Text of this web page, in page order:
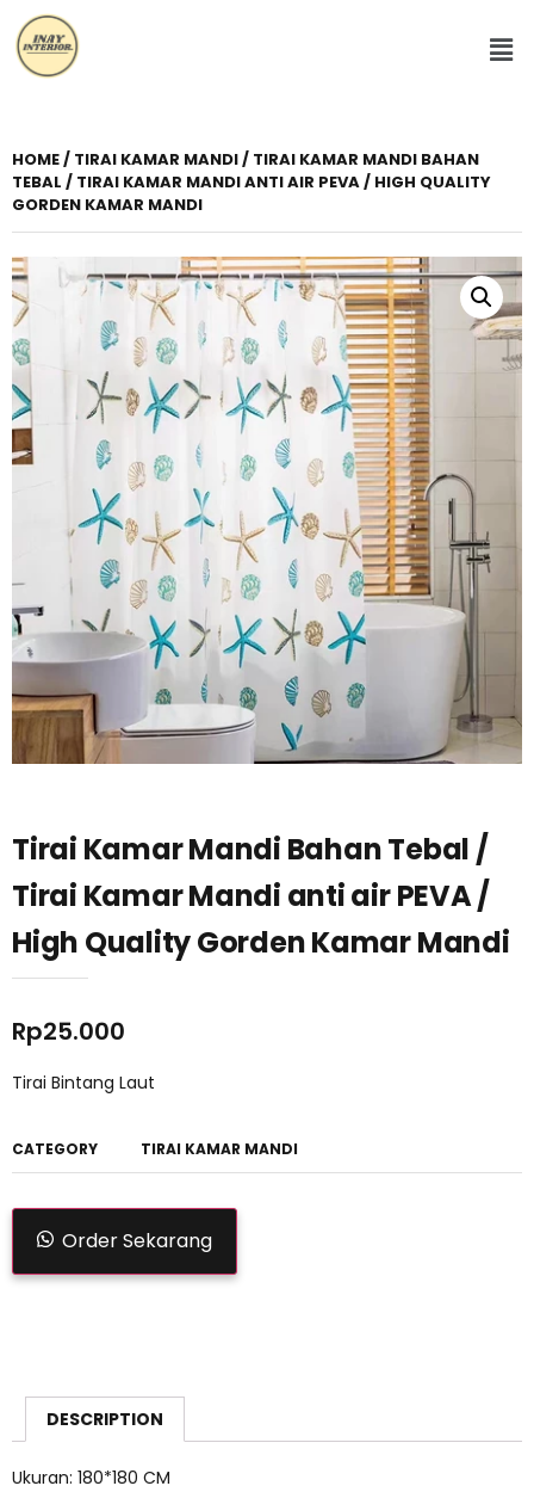
HOME/ TIRAI KAMAR MANDI/ TIRAI KAMAR MANDI BAHAN
TEBAL / TIRAI KAMAR MANDI ANTI AIR PEVA / HIGH QUALITY
GORDEN KAMAR MANDI
Tirai Kamar Mandi Bahan Tebal /
Tirai Kamar Mandi anti air PEVA /
High Quality Gorden Kamar Mandi
Rp25.000
Tirai Bintang Laut
CATEGORY TIRAI KAMAR MANDI
Order Sekarang
DESCRIPTION
Ukuran: 180*180 CM